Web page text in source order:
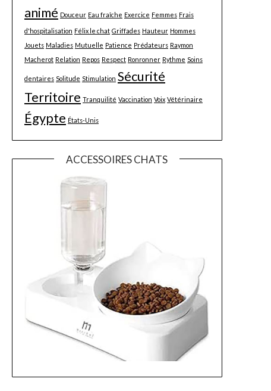
animé Douceur Eau fraîche Exercice Femmes Frais
d'hospitalisation Félix le chat Griffades Hauteur Hommes
Jouets Maladies Mutuelle Patience Prédateurs Raymon
Macherot Relation Repos Respect Ronronner Rythme Soins
dentaires Solitude Stimulation Sécurité
Territoire Tranquilité Vaccination Voix Vétérinaire
Égypte États-Unis
ACCESSOIRES CHATS